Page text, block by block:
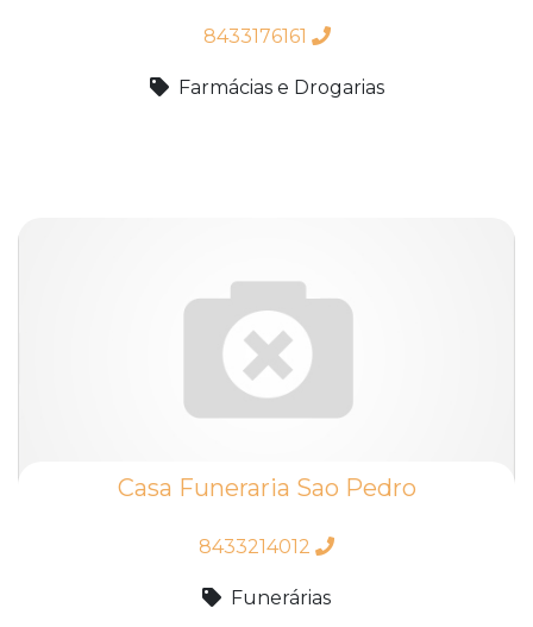
8433176161
Farmácias e Drogarias
Casa Funeraria Sao Pedro
8433214012
Funerárias